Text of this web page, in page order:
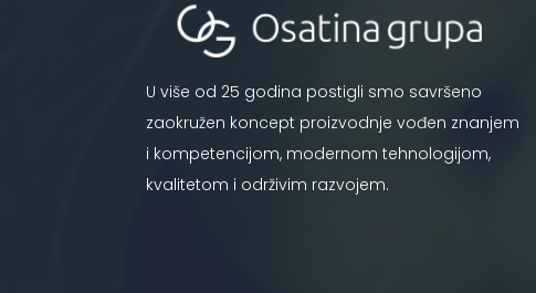
U više od 25 godina postigli smo savršeno
zaokružen koncept proizvodnje vođen znanjem
i kompetencijom, modernom tehnologijom,
kvalitetom i održivim razvojem.